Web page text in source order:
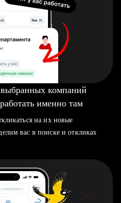
компаний
именно там
на их новые
вас в поиске и откликах